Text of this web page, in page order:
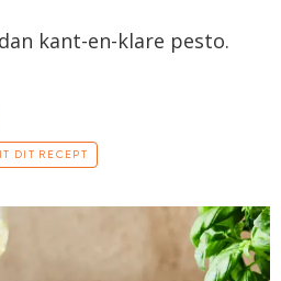
kant-en-klare pesto.
DIT RECEPT